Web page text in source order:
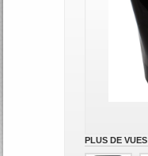
PLUS DE VUES